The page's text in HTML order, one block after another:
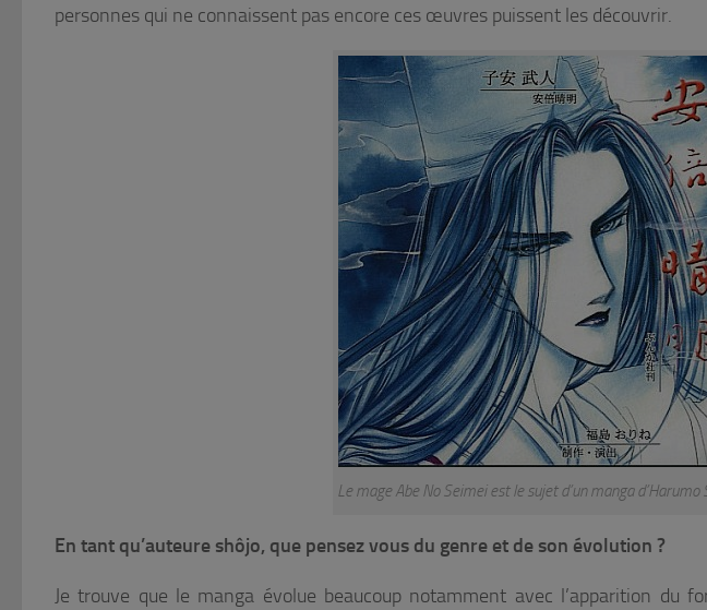
personnes qui ne connaissent pas encore ces œuvres puissent les découvrir.
Le mage Abe No Seimei est le sujet d’un manga d’Harumo
En tant qu’auteure shôjo, que pensez vous du genre et de son évolution ?
Je trouve que le manga évolue beaucoup notamment avec l’apparition du